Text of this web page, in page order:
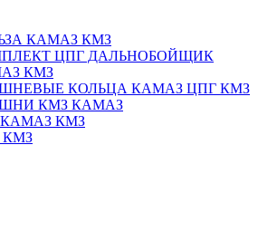
КАМАЗ КМЗ
ЦПГ ДАЛЬНОБОЙЩИК
КМЗ
КОЛЬЦА КАМАЗ ЦПГ КМЗ
КМЗ КАМАЗ
КМЗ